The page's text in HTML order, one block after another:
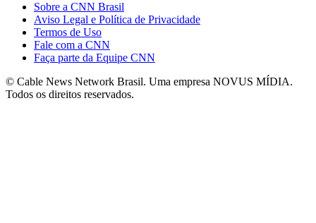
Sobre a CNN Brasil
Aviso Legal e Política de Privacidade
Termos de Uso
Fale com a CNN
Faça parte da Equipe CNN
© Cable News Network Brasil. Uma empresa NOVUS MÍDIA.
Todos os direitos reservados.